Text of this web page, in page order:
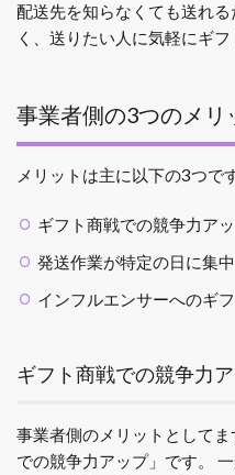
配送先を知らなくても送れ
く、送りたい人に気軽にギ
事業者側の3つのメリ
メリットは主に以下の3つです
ギフト商戦での競争力ア
発送作業が特定の日に集
インフルエンサーへのギ
ギフト商戦での競争力
事業者側のメリットとして
での競争力アップ」です。